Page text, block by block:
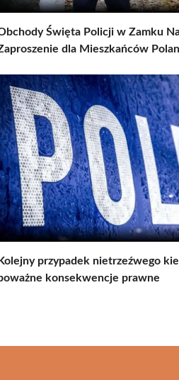
Święta Policji w Zamku
dla Mieszkańców
Kolejny przypadek nietrzeźwego
konsekwencje prawne